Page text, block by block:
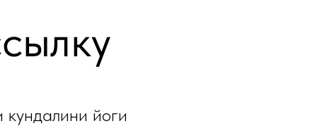
кундалини йоги